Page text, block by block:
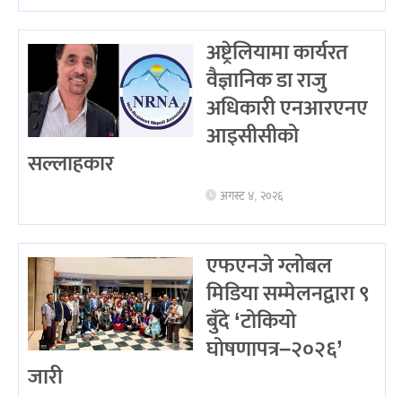
अष्ट्रेलियामा कार्यरत
वैज्ञानिक डा राजु
अधिकारी एनआरएनए
आइसीसीको
सल्लाहकार
अगस्ट ४, २०२६
एफएनजे ग्लोबल
मिडिया सम्मेलनद्वारा ९
बुँदे ‘टोकियो
घोषणापत्र–२०२६’
जारी